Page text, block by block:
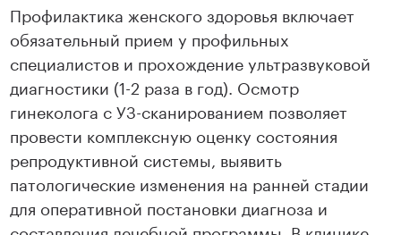
Профилактика женского здоровья включает
обязательный прием у профильных
специалистов и прохождение ультразвуковой
диагностики (1-2 раза в год). Осмотр
гинеколога с УЗ-сканированием позволяет
провести комплексную оценку состояния
репродуктивной системы, выявить
патологические изменения на ранней стадии
для оперативной постановки диагноза и